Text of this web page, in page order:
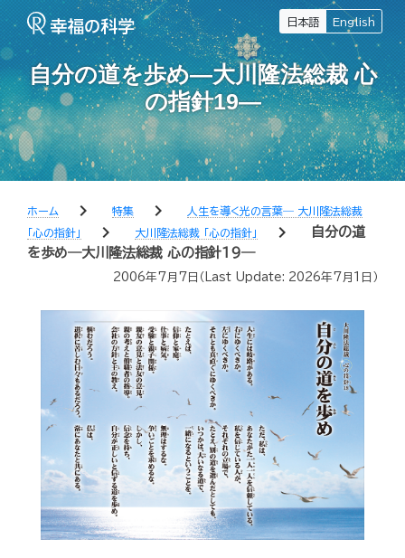
日本語 English
自分の道を歩め―大川隆法総裁 心
の指針19―
ホーム chevron_right 特集 chevron_right
人生を導く光の言葉― 大川隆法総裁
「心の指針」
chevron_right 大川隆法総裁 「心の指針」 chevron_right
自分の道
を歩め―大川隆法総裁 心の指針19―
2006年7月7日 （Last Update: 2026年7月1日 ）